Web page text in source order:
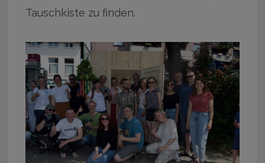
Tauschkiste zu finden.